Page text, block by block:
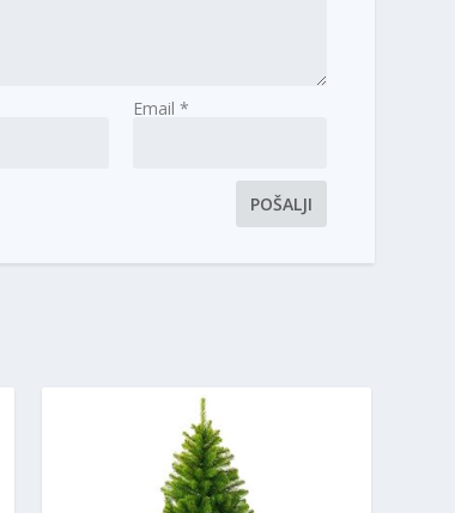
Email*